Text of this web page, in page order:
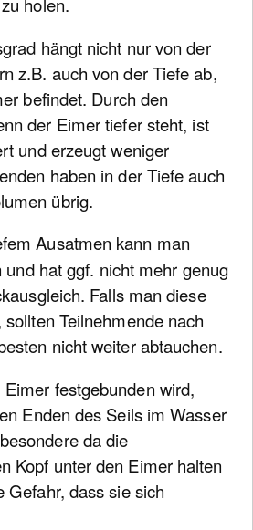
hängt nicht nur von der
z.B. auch von der Tiefe ab,
befindet. Durch den
der Eimer tiefer steht, ist
und erzeugt weniger
haben in der Tiefe auch
übrig.
Ausatmen kann man
hat ggf. nicht mehr genug
Falls man diese
Teilnehmende nach
nicht weiter abtauchen.
festgebunden wird,
Enden des Seils im Wasser
da die
Kopf unter den Eimer halten
Gefahr, dass sie sich